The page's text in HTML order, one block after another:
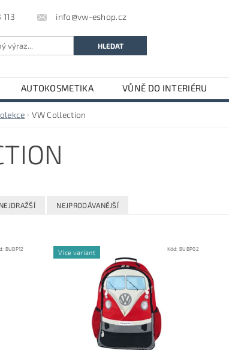
info@vw-eshop.cz
AUTOKOSMETIKA
VŮNĚ DO INTERIÉRU
VW Collection
NEJDRAŽŠÍ NEJPRODÁVANĚJŠÍ
BUBP12 Více variant Kód:BUBP02